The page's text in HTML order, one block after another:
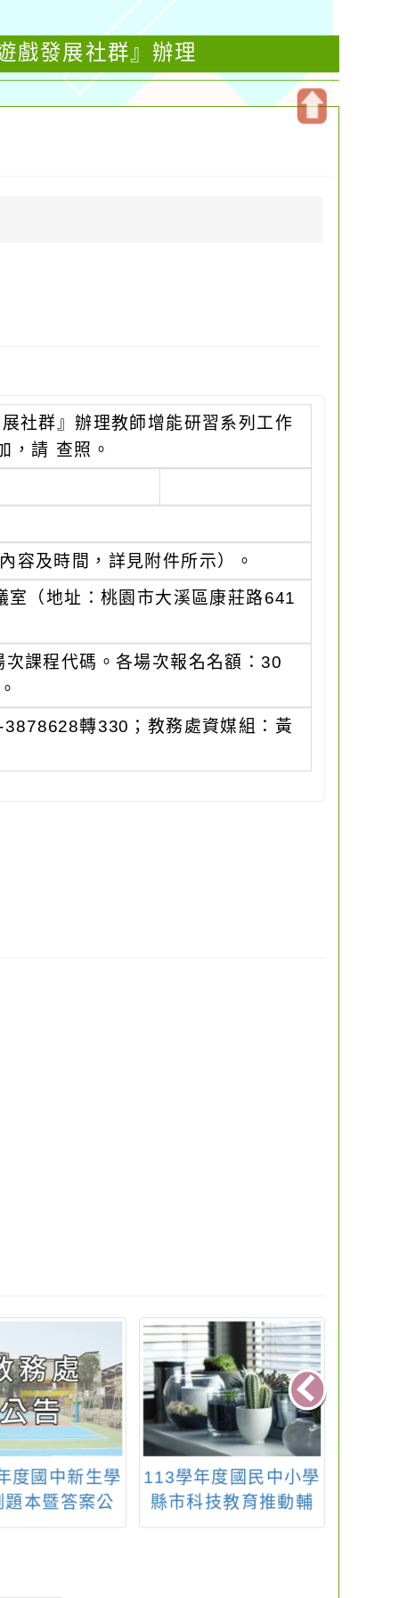
戲發展社群』辦理
社群』辦理教師增能研習系列工作
，請 查照。
容及時間，詳見附件所示）。
（地址：桃園市大溪區康莊路641
課程代碼。各場次報名名額：30
轉330；教務處資媒組：黃
度國中新生學
題本暨答案公
113學年度國民中小學
縣市科技教育推動輔